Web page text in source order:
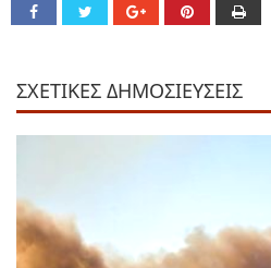
ΣΧΕΤΙΚΕΣ ΔΗΜΟΣΙΕΥΣΕΙΣ